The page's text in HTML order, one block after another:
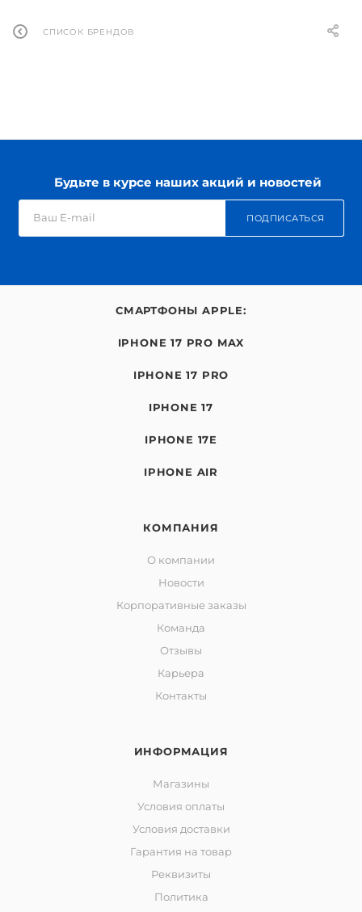
СПИСОК БРЕНДОВ
Будьте в курсе наших акций и новостей
ПОДПИСАТЬСЯ
СМАРТФОНЫ APPLE:
IPHONE 17 PRO MAX
IPHONE 17 PRO
IPHONE 17
IPHONE 17E
IPHONE AIR
КОМПАНИЯ
О компании
Новости
Корпоративные заказы
Команда
Отзывы
Карьера
Контакты
ИНФОРМАЦИЯ
Магазины
Условия оплаты
Условия доставки
Гарантия на товар
Реквизиты
Политика